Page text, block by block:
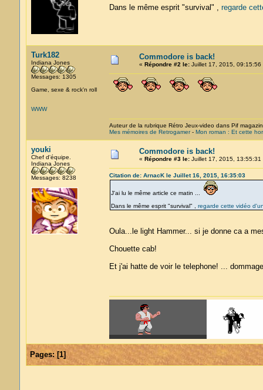
Dans le même esprit "survival" , regarde
Turk182
Indiana Jones
Messages: 1305
Game, sexe & rock'n roll
WWW
Commodore is back!
« Répondre #2 le:Juillet 17, 2015, 09:15:56
Auteur de la rubrique Rétro Jeux-video dans Pif
Mes mémoires de Retrogamer- Mon roman : Et cette
youki
Chef d'équipe.
Indiana Jones
Messages: 8238
Commodore is back!
« Répondre #3 le:Juillet 17, 2015, 13:55:31
Citation de: ArnacK le Juillet 16, 2015, 16:35:03
J'ai lu le même article ce matin ...
Dans le même esprit "survival" , regarde cette vidéo
Oula...le light Hammer... si je donne ca a
Chouette cab!
Et j'ai hatte de voir le telephone! ...
Pages:[1]